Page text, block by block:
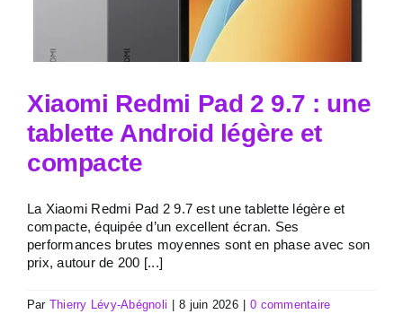
Xiaomi Redmi Pad 2 9.7 : une
tablette Android légère et
compacte
La Xiaomi Redmi Pad 2 9.7 est une tablette légère et
compacte, équipée d’un excellent écran. Ses
performances brutes moyennes sont en phase avec son
prix, autour de 200 [...]
Par Thierry Lévy-Abégnoli 8 juin 2026
0 commentaire